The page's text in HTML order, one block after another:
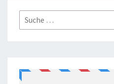
Suche
nach: